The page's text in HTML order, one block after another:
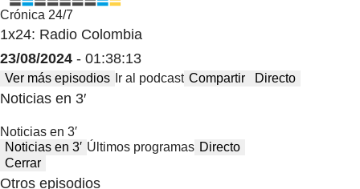
Crónica 24/7
1x24: Radio Colombia
23/08/2024 - 01:38:13
Ver más episodios Ir al podcast Compartir Directo
Noticias en 3′
Noticias en 3′
Noticias en 3′ Últimos programas Directo
Cerrar
Otros episodios